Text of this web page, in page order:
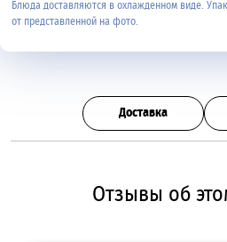
Блюда доставляются в охлажденном виде.
от представленной на фото.
Доставка
Отзывы об